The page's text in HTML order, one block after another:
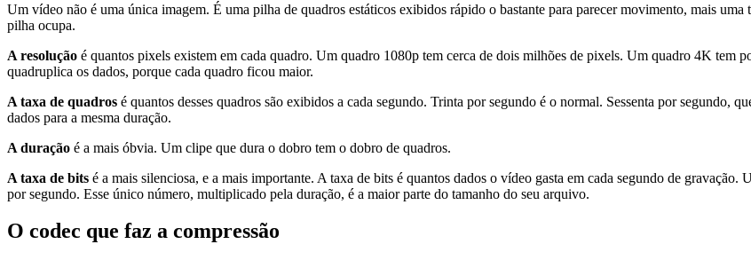
Um vídeo não é uma única imagem. É uma pilha de quadros estáticos exibidos rápido o bastante para parecer movimento, mais
pilha ocupa.
A resolução é quantos pixels existem em cada quadro. Um quadro 1080p tem cerca de dois milhões de pixels. Um quadro 4K tem
quadruplica os dados, porque cada quadro ficou maior.
A taxa de quadros é quantos desses quadros são exibidos a cada segundo. Trinta por segundo é o normal. Sessenta por segundo,
dados para a mesma duração.
A duração é a mais óbvia. Um clipe que dura o dobro tem o dobro de quadros.
A taxa de bits é a mais silenciosa, e a mais importante. A taxa de bits é quantos dados o vídeo gasta em cada segundo de
por segundo. Esse único número, multiplicado pela duração, é a maior parte do tamanho do seu arquivo.
O codec que faz a compressão